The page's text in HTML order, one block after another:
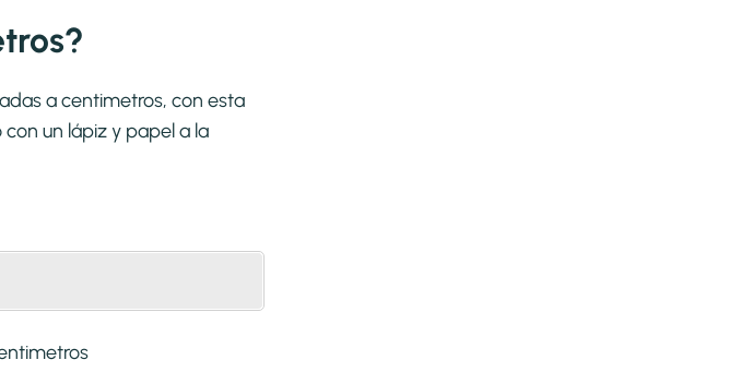
a centimetros, con esta
un lápiz y papel a la